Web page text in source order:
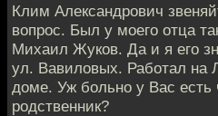
Клим Александрович
вопрос. Был у моего отца
Михаил Жуков. Да и я его
ул. Вавиловых. Работал на
доме. Уж больно у Вас
родственник?